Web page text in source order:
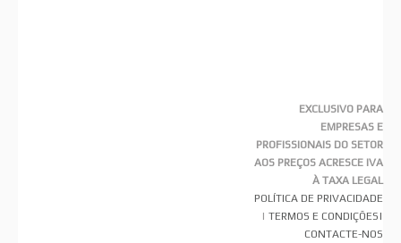
EXCLUSIVO PARA
EMPRESAS E
PROFISSIONAIS DO SETOR
AOS PREÇOS ACRESCE IVA
À TAXA LEGAL
POLÍTICA DE PRIVACIDADE
| TERMOS E CONDIÇÕES|
CONTACTE-NOS